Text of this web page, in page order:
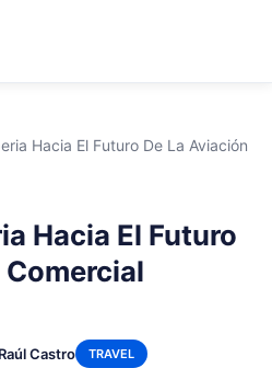
Hacia El Futuro De La Aviación
Hacia El Futuro
Castro TRAVEL